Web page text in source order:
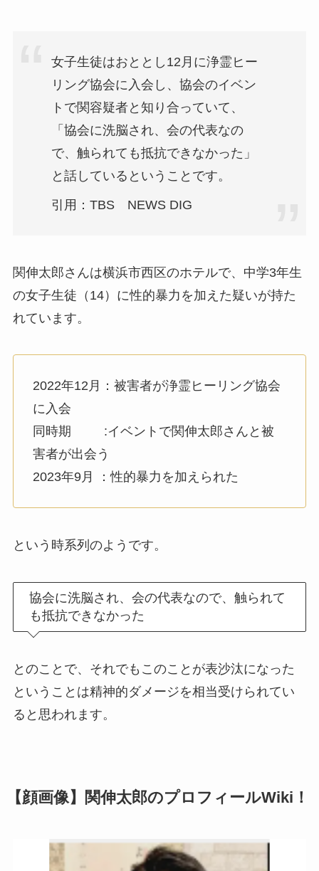
女子生徒はおととし12月に浄霊ヒー
リング協会に入会し、協会のイベン
トで関容疑者と知り合っていて、
「協会に洗脳され、会の代表なの
で、触られても抵抗できなかった」
と話しているということです。
引用：TBS NEWS DIG
関伸太郎さんは横浜市西区のホテルで、中学3年生
の女子生徒（14）に性的暴力を加えた疑いが持た
れています。
2022年12月：被害者が浄霊ヒーリング協会
に入会
同時期 :イベントで関伸太郎さんと被
害者が出会う
2023年9月 ：性的暴力を加えられた
という時系列のようです。
協会に洗脳され、会の代表なので、触られて
も抵抗できなかった
とのことで、それでもこのことが表沙汰になった
ということは精神的ダメージを相当受けられてい
ると思われます。
【顔画像】関伸太郎のプロフィールWiki！